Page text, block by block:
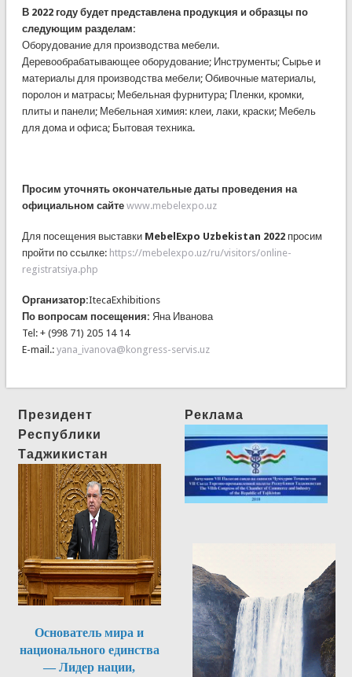
В 2022 году будет представлена продукция и образцы по
следующим разделам:
Оборудование для производства мебели.
Деревообрабатывающее оборудование; Инструменты; Сырье и
материалы для производства мебели; Обивочные материалы,
поролон и матрасы; Мебельная фурнитура; Пленки, кромки,
плиты и панели; Мебельная химия: клеи, лаки, краски; Мебель
для дома и офиса; Бытовая техника.
Просим уточнять окончательные даты проведения на
официальном сайте www.mebelexpo.uz
Для посещения выставки MebelExpo Uzbekistan 2022просим
пройти по ссылке: https://mebelexpo.uz/ru/visitors/online-
registratsiya.php
Организатор:ItecaExhibitions
По вопросам посещения: Яна Иванова
Tel: + (998 71) 205 14 14
E-mail.: yana_ivanova@kongress-servis.uz
Президент
Республики
Таджикистан
Основатель мира и
национального единства
— Лидер нации,
Реклама